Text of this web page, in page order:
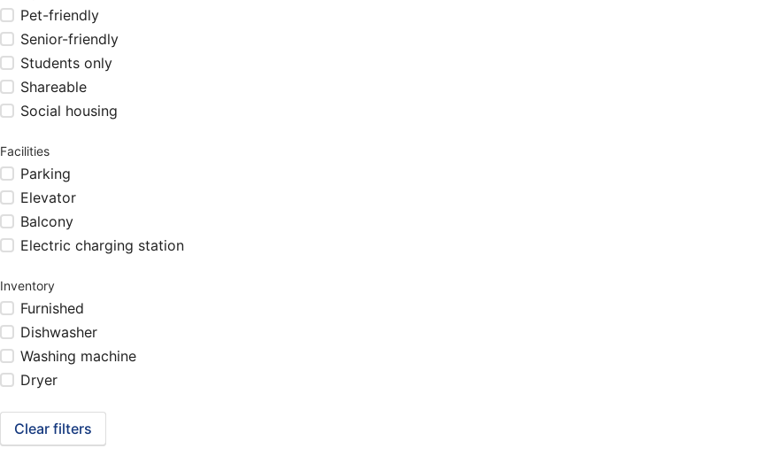
Pet-friendly
Senior-friendly
Students only
Shareable
Social housing
Facilities
Parking
Elevator
Balcony
Electric charging station
Inventory
Furnished
Dishwasher
Washing machine
Dryer
Clear filters